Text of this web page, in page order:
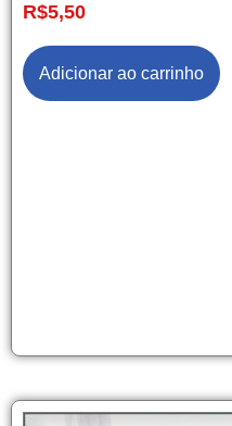
R$5,50
Adicionar ao carrinho